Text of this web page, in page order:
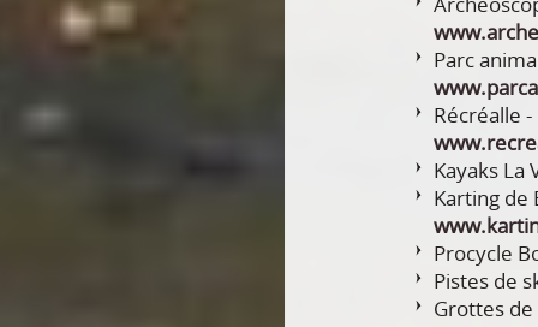
Parc
Récréalle
Kayaks
Karting
Procycle
Pistes de
Grottes